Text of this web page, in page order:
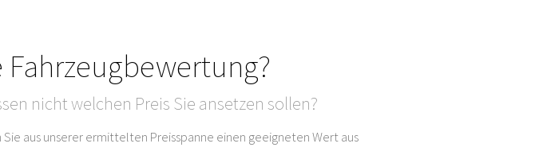
nicht welchen Preis Sie ansetzen sollen?
aus unserer ermittelten Preisspanne einen geeigneten Wert aus